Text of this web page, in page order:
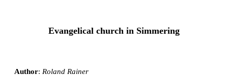
Evangelical church in Simmering
Author: Roland Rainer